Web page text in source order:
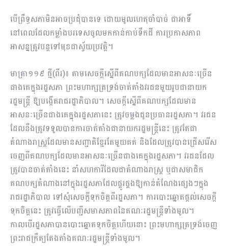
បើព្រឹទ្ធសភាមិនអាចប្រជុំបានទេ ដោយមូលហេតុចាំបាច់ ជាអាទិ៍
នៅពេលដែលកម្លាំងបរទេសចូលមកកាន់កាប់ទឹកដី ការប្រកាសភាព
អាសន្នត្រូវបន្តទៅមុខជាស្វ័យប្រវត្តិ។
មាត្រា១១៩ ថ្មី(ពីរ)៖ តាមសេចក្ដីស្នើពីគណបក្សដែលមានអាសនៈច្រើន
ជាងគេក្នុងរដ្ឋសភា ព្រះមហាក្សត្រទ្រង់ចាត់តាំងវរជនមួយរូបជានាយក
រដ្ឋមន្រ្តី ឱ្យបង្កើតរាជរដ្ឋាភិបាល។ សេចក្តីស្នើពីគណបក្សដែលមាន
អាសនៈច្រើនជាងគេក្នុងរដ្ឋសភានេះ ត្រូវចម្លងជូនប្រធានរដ្ឋសភា។ វរជន
ដែលនឹងត្រូវទទួលបានការចាត់តាំងជានាយករដ្ឋមន្ត្រីនេះ ត្រូវតែជា
តំណាងរាស្ត្រដែលមានសញ្ជាតិខ្មែរតែមួយគត់ និងដែលត្រូវបានជ្រើសរើស
ចេញពីគណបក្សដែលមានអាសនៈច្រើនជាងគេក្នុងរដ្ឋសភា។ វរជនដែល
ត្រូវបានចាត់តាំងនេះ នាំសហការីដែលជាតំណាងរាស្ត្រ ឬជាសមាជិក
គណបក្សតំណាងនៅក្នុងរដ្ឋសភាដែលផ្គូរផ្គងឱ្យកាន់តំណែងផ្សេងៗក្នុង
រាជរដ្ឋាភិបាល ទៅសុំសេចក្តីទុកចិត្តពីរដ្ឋសភា។ ការបោះឆ្នោតផ្តល់សេចក្តី
ទុកចិត្តនេះ ត្រូវធ្វើលើបញ្ជីសមាសភាពនៃគណៈរដ្ឋមន្ត្រីទាំងមូល។
កាលបើរដ្ឋសភាបានបោះឆ្នោតទុកចិត្តហើយនោះ ព្រះមហាក្សត្រទ្រង់ចេញ
ព្រះរាជក្រឹត្យតែងតាំងគណៈរដ្ឋមន្ត្រីទាំងមូល។